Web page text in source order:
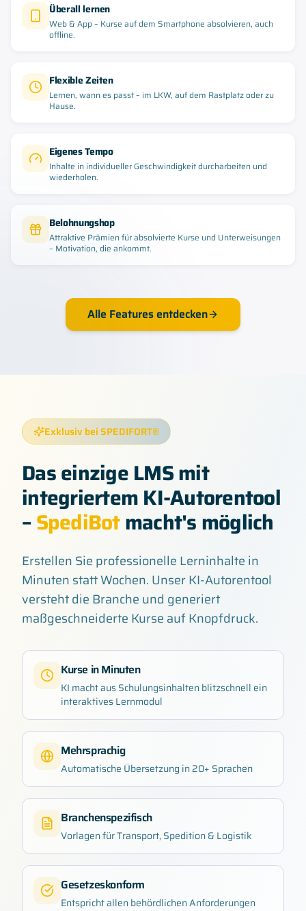
Überall lernen
Web & App – Kurse auf dem Smartphone absolvieren, auch
offline.
Flexible Zeiten
Lernen, wann es passt – im LKW, auf dem Rastplatz oder zu
Hause.
Eigenes Tempo
Inhalte in individueller Geschwindigkeit durcharbeiten und
wiederholen.
Belohnungshop
Attraktive Prämien für absolvierte Kurse und Unterweisungen
– Motivation, die ankommt.
Alle Features entdecken
Exklusiv bei SPEDIFORT®
Das einzige LMS mit
integriertem KI-Autorentool
–SpediBotmacht's möglich
Erstellen Sie professionelle Lerninhalte in
Minuten statt Wochen. Unser KI-Autorentool
versteht die Branche und generiert
maßgeschneiderte Kurse auf Knopfdruck.
Kurse in Minuten
KI macht aus Schulungsinhalten blitzschnell ein
interaktives Lernmodul
Mehrsprachig
Automatische Übersetzung in 20+ Sprachen
Branchenspezifisch
Vorlagen für Transport, Spedition & Logistik
Gesetzeskonform
Entspricht allen behördlichen Anforderungen